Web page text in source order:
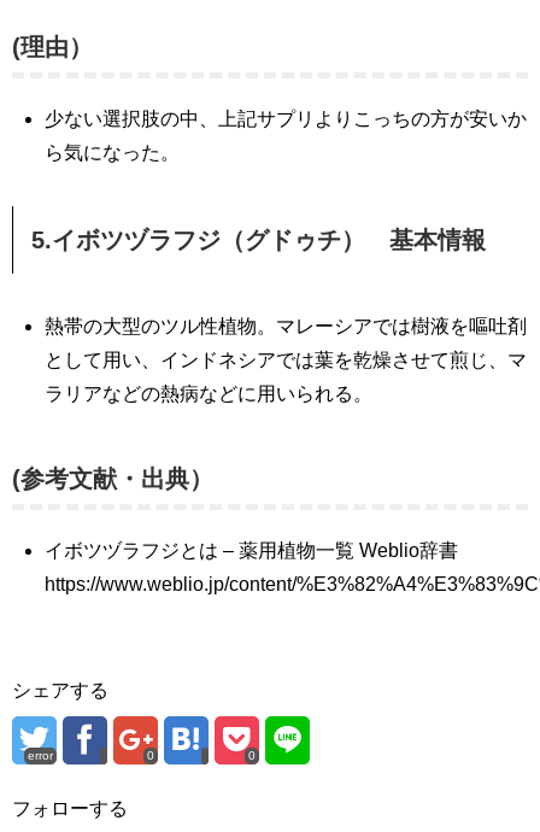
(理由）
少ない選択肢の中、上記サプリよりこっちの方が安いか
ら気になった。
5.イボツヅラフジ（グドゥチ） 基本情報
熱帯の大型のツル性植物。マレーシアでは樹液を嘔吐剤
として用い、インドネシアでは葉を乾燥させて煎じ、マ
ラリアなどの熱病などに用いられる。
(参考文献・出典）
イボツヅラフジとは – 薬用植物一覧 Weblio辞書
https://www.weblio.jp/content/
シェアする
error 0 0
フォローする